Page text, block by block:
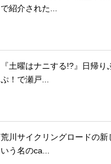
で紹介された...
『土曜はナニする!?』日帰り
ぷ！で瀬戸...
荒川サイクリングロードの新
いう名のca...